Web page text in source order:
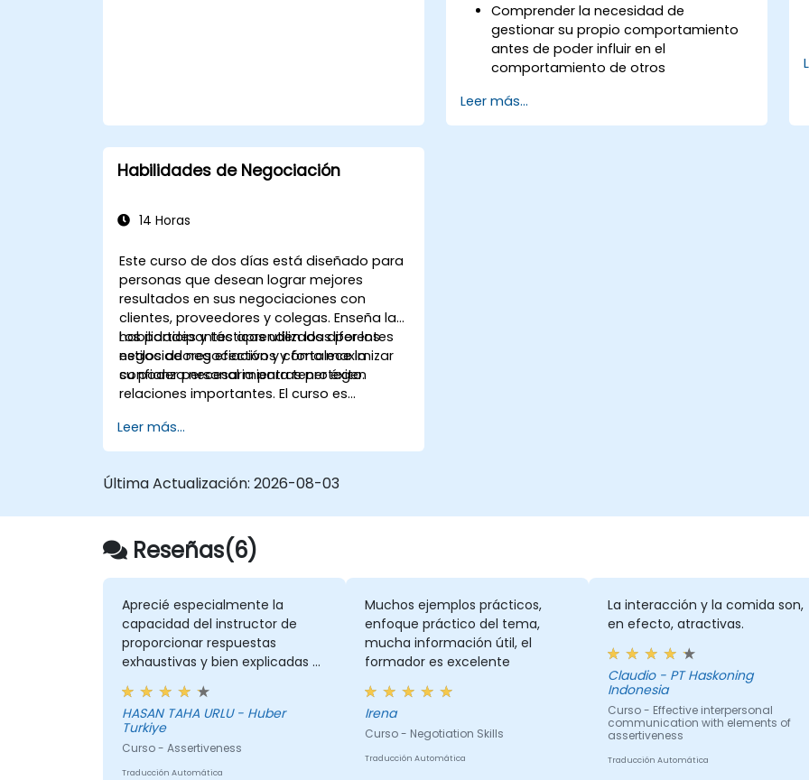
Comprender la necesidad de
gestionar su propio comportamiento
antes de poder influir en el
comportamiento de otros
de los diversos medios de
comunicación disponibles
Leer más...
Habilidades de Negociación
14 Horas
Este curso de dos días está diseñado para
personas que desean lograr mejores
resultados en sus negociaciones con
clientes, proveedores y colegas. Enseña las
habilidades y tácticas utilizadas por los
negociadores efectivos y fortalece la
confianza necesaria para tener éxito.
Los participantes aprenden los diferentes
estilos de negociación y cómo maximizar
su poder personal mientras protegen
relaciones importantes. El curso es
conferencias, discusión, asesoría y
ejercicios.
Leer más...
Última Actualización: 2026-08-03
Reseñas(6)
Aprecié especialmente la
capacidad del instructor de
proporcionar respuestas
exhaustivas y bien explicadas a
preguntas específicas de mi
situación personal.
HASAN TAHA URLU - Huber
Turkiye
Curso - Assertiveness
Traducción Automática
Muchos ejemplos prácticos,
enfoque práctico del tema,
mucha información útil, el
formador es excelente
Irena
Curso - Negotiation Skills
Traducción Automática
La interacción y la comida son,
en efecto, atractivas.
Claudio - PT Haskoning
Indonesia
Curso - Effective interpersonal
communication with elements of
assertiveness
Traducción Automática